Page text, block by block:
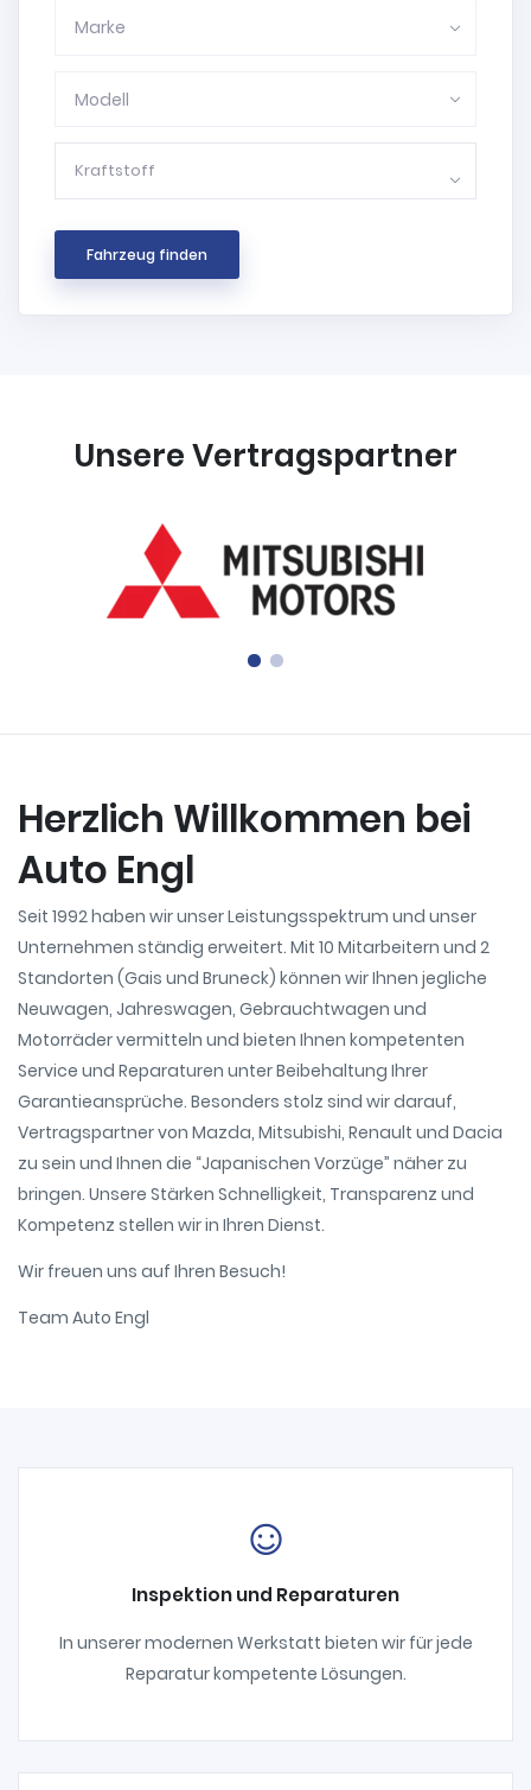
Marke
Modell
Fahrzeug finden
Unsere Vertragspartner
Herzlich Willkommen bei
Auto Engl
Seit 1992 haben wir unser Leistungsspektrum und unser
Unternehmen ständig erweitert. Mit 10 Mitarbeitern und 2
Standorten (Gais und Bruneck) können wir Ihnen jegliche
Neuwagen, Jahreswagen, Gebrauchtwagen und
Motorräder vermitteln und bieten Ihnen kompetenten
Service und Reparaturen unter Beibehaltung Ihrer
Garantieansprüche. Besonders stolz sind wir darauf,
Vertragspartner von Mazda, Mitsubishi, Renault und Dacia
zu sein und Ihnen die “Japanischen Vorzüge” näher zu
bringen. Unsere Stärken Schnelligkeit, Transparenz und
Kompetenz stellen wir in Ihren Dienst.
Wir freuen uns auf Ihren Besuch!
Team Auto Engl
Inspektion und Reparaturen
In unserer modernen Werkstatt bieten wir für jede
Reparatur kompetente Lösungen.